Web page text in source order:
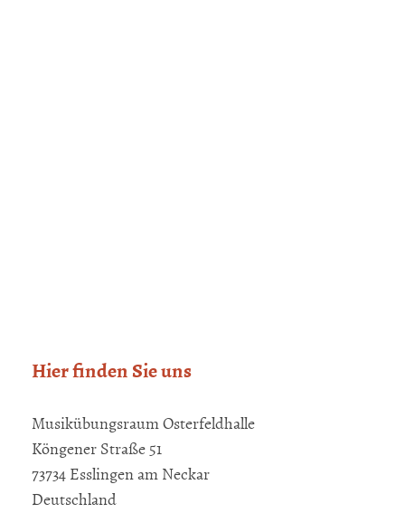
Hier finden Sie uns
Musikübungsraum Osterfeldhalle
Köngener Straße 51
73734 Esslingen am Neckar
Deutschland